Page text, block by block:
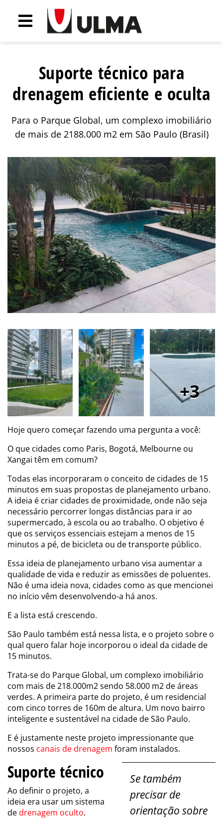
Suporte técnico para
drenagem eficiente e oculta
Para o Parque Global, um complexo imobiliário
de mais de 2188.000 m2 em São Paulo (Brasil)
3
Hoje quero começar fazendo uma pergunta a você:
O que cidades como Paris, Bogotá, Melbourne ou
Xangai têm em comum?
Todas elas incorporaram o conceito de cidades de 15
minutos em suas propostas de planejamento urbano.
A ideia é criar cidades de proximidade, onde não seja
necessário percorrer longas distâncias para ir ao
supermercado, à escola ou ao trabalho. O objetivo é
que os serviços essenciais estejam a menos de 15
minutos a pé, de bicicleta ou de transporte público.
Essa ideia de planejamento urbano visa aumentar a
qualidade de vida e reduzir as emissões de poluentes.
Não é uma ideia nova, cidades como as que mencionei
no início vêm desenvolvendo-a há anos.
E a lista está crescendo.
São Paulo também está nessa lista, e o projeto sobre o
qual quero falar hoje incorporou o ideal da cidade de
15 minutos.
Trata-se do Parque Global, um complexo imobiliário
com mais de 218.000m2 sendo 58.000 m2 de áreas
verdes. A primeira parte do projeto, é um residencial
com cinco torres de 160m de altura. Um novo bairro
inteligente e sustentável na cidade de São Paulo.
E é justamente neste projeto impressionante que
nossos canais de drenagem foram instalados.
Se também
precisar de
orientação sobre
Suporte técnico
Ao definir o projeto, a
ideia era usar um sistema
dedrenagem oculto.